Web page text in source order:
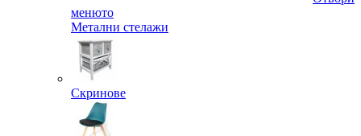
менюто
Метални стелажи
Скринове